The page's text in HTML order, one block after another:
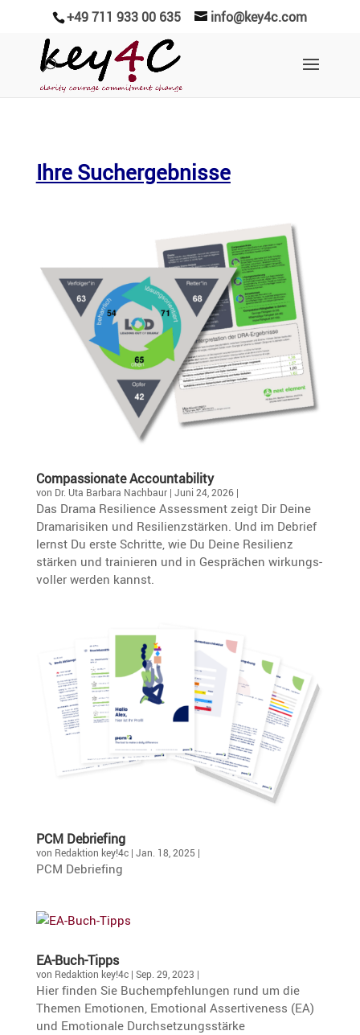
+49 711 933 00 635 info@key4c.com
Ihre Suchergebnisse
Compas­sio­nate Accountability
von Dr. Uta Barbara Nachbaur| Juni 24, 2026|
Das Drama Resili­ence Assess­ment zeigt Dir Deine
Drama­ri­siken und Resili­en­z­stärken. Und im Debrief
lernst Du erste Schritte, wie Du Deine Resilienz
stärken und trainieren und in Gesprä­chen wirkungs­
voller werden kannst.
PCM Debrie­fing
von Redaktion key!4c| Jan. 18, 2025 |
PCM Debrie­fing
EA-Buch-Tipps
von Redaktion key!4c| Sep. 29, 2023 |
Hier finden Sie Buchemp­feh­lungen rund um die
Themen Emotionen, Emotional Asser­ti­ve­ness (EA)
und Emotio­nale Durchsetzungsstärke